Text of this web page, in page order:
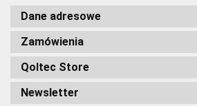
Dane adresowe
Zamówienia
Qoltec Store
Newsletter